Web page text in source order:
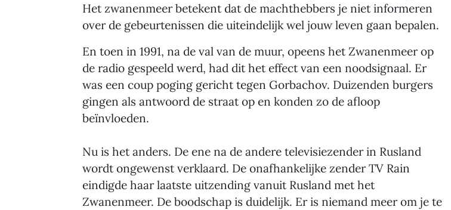
Het zwanenmeer betekent dat de machthebbers je niet informeren
over de gebeurtenissen die uiteindelijk wel jouw leven gaan bepalen.
En toen in 1991, na de val van de muur, opeens het Zwanenmeer op
de radio gespeeld werd, had dit het effect van een noodsignaal. Er
was een coup poging gericht tegen Gorbachov. Duizenden burgers
gingen als antwoord de straat op en konden zo de afloop
beïnvloeden.
Nu is het anders. De ene na de andere televisiezender in Rusland
wordt ongewenst verklaard. De onafhankelijke zender TV Rain
eindigde haar laatste uitzending vanuit Rusland met het
Zwanenmeer. De boodschap is duidelijk. Er is niemand meer om je te